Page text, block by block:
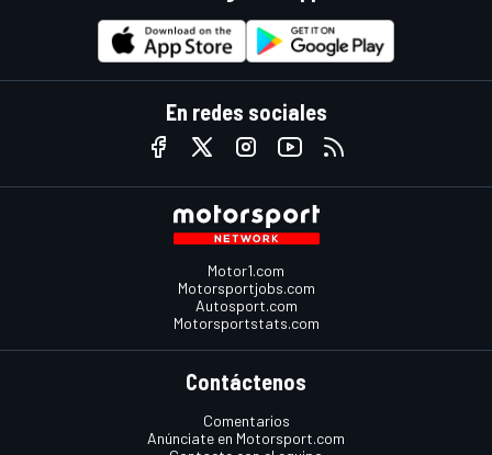
En redes sociales
Motor1.com
Motorsportjobs.com
Autosport.com
Motorsportstats.com
Contáctenos
Comentarios
Anúnciate en Motorsport.com